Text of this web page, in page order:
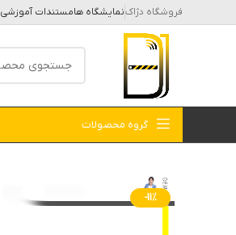
فروشگاه دژاکنمایشگاه هامستندات آموزشی
گروه محصولات
-11%